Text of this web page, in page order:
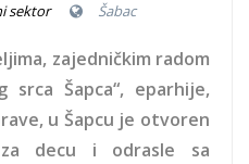
sektor Šabac
zajedničkim radom
srca Šapca“, eparhije,
u Šapcu je otvoren
decu i odrasle sa